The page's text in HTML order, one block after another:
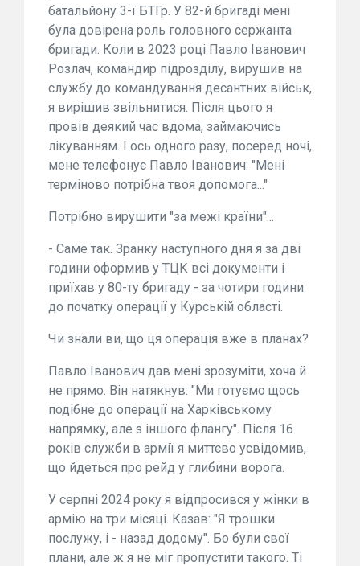
батальйону 3-ї БТГр. У 82-й бригаді мені
була довірена роль головного сержанта
бригади. Коли в 2023 році Павло Іванович
Розлач, командир підрозділу, вирушив на
службу до командування десантних військ,
я вирішив звільнитися. Після цього я
провів деякий час вдома, займаючись
лікуванням. І ось одного разу, посеред ночі,
мене телефонує Павло Іванович: "Мені
терміново потрібна твоя допомога..."
Потрібно вирушити "за межі країни"...
- Саме так. Зранку наступного дня я за дві
години оформив у ТЦК всі документи і
приїхав у 80-ту бригаду - за чотири години
до початку операції у Курській області.
Чи знали ви, що ця операція вже в планах?
Павло Іванович дав мені зрозуміти, хоча й
не прямо. Він натякнув: "Ми готуємо щось
подібне до операції на Харківському
напрямку, але з іншого флангу". Після 16
років служби в армії я миттєво усвідомив,
що йдеться про рейд у глибини ворога.
У серпні 2024 року я відпросився у жінки в
армію на три місяці. Казав: "Я трошки
послужу, і - назад додому". Бо були свої
плани, але ж я не міг пропустити такого. Ті